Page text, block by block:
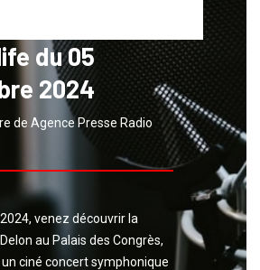
du 05
2024
de Agence Presse Radio
venez découvrir la
au Palais des Congrès,
ciné concert symphonique